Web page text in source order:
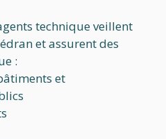
technique veillent
et assurent des
:
et